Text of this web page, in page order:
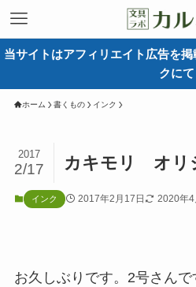
当サイトはアフィリエイト広告を
クにて
ホーム 書くもの インク
カキモリ オリ
2017
2/17
インク 2017年2月17日 2020年4
お久しぶりです。2号さんで